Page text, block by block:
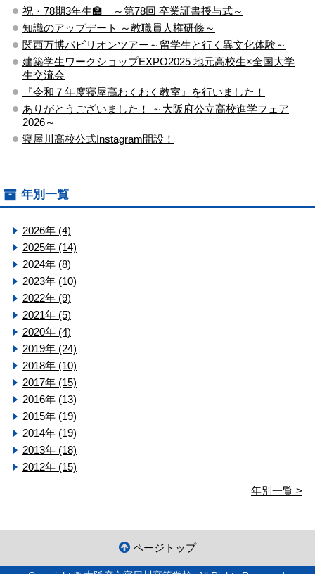
祝・78期3年生🏫 ～第78回 卒業証書授与式～
知識のアップデート ～教職員人権研修～
関西万博パビリオンツアー～留学生と行く異文化体験～
建築学生ワークショップEXPO2025 地元高校生×全国大学
生交流会
『令和７年度寝屋高わくわく教室』を行いました！
ありがとうございました！ ～大阪府公立高校進学フェア
2026～
寝屋川高校公式Instagram開設！
年別一覧
2026年 (4)
2025年 (14)
2024年 (8)
2023年 (10)
2022年 (9)
2021年 (5)
2020年 (4)
2019年 (24)
2018年 (10)
2017年 (15)
2016年 (13)
2015年 (19)
2014年 (19)
2013年 (18)
2012年 (15)
年別一覧 >
ページトップ